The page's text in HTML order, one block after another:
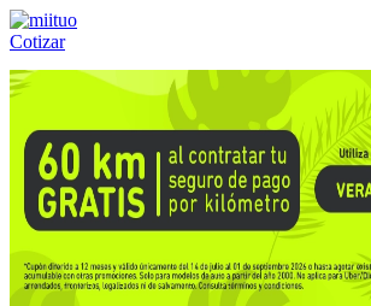
Cotizar
Llámanos al:(55) 84-21-05-00 ó